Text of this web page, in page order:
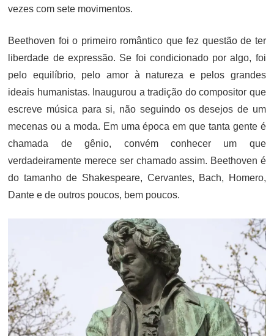
vezes com sete movimentos.
Beethoven foi o primeiro romântico que fez questão de ter
liberdade de expressão. Se foi condicionado por algo, foi
pelo equilíbrio, pelo amor à natureza e pelos grandes
ideais humanistas. Inaugurou a tradição do compositor que
escreve música para si, não seguindo os desejos de um
mecenas ou a moda. Em uma época em que tanta gente é
chamada de gênio, convém conhecer um que
verdadeiramente merece ser chamado assim. Beethoven é
do tamanho de Shakespeare, Cervantes, Bach, Homero,
Dante e de outros poucos, bem poucos.